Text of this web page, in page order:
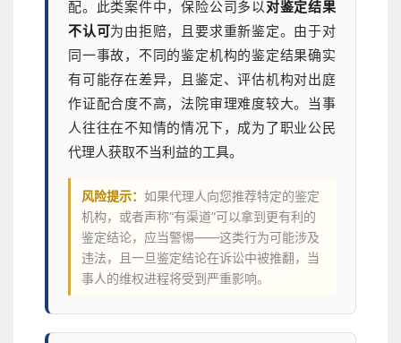
配。此类案件中，保险公司多以对鉴定结果
不认可为由拒赔，且要求重新鉴定。由于对
同一事故，不同的鉴定机构的鉴定结果确实
有可能存在差异，且鉴定、评估机构对出庭
作证配合度不高，法院审理难度较大。当事
人往往在不知情的情况下，成为了职业公民
代理人获取不当利益的工具。
风险提示： 如果代理人向您推荐特定的鉴定
机构，或者声称“有渠道”可以拿到更有利的
鉴定结论，应当警惕——这类行为可能涉及
违法，且一旦鉴定结论在诉讼中被推翻，当
事人的维权进程将受到严重影响。